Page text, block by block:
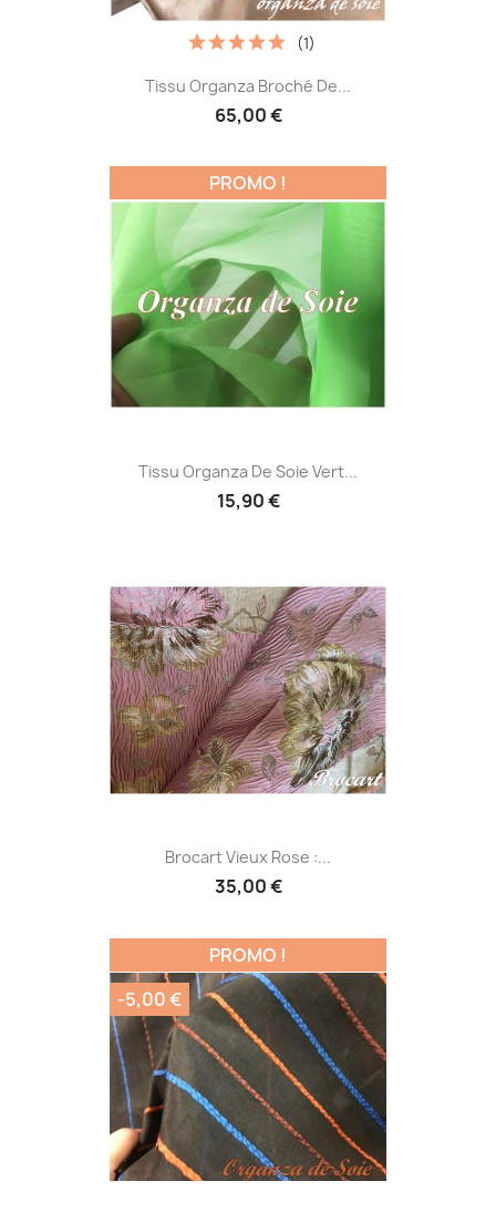
Tissu Organza Broché De...
65,00 €
(1)
Tissu Organza De Soie Vert...
15,90 €
PROMO !
Brocart Vieux Rose :...
35,00 €
PROMO !
-5,00 €